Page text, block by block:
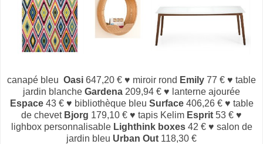
canapé bleu Oasi 647,20 € ♥ miroir rond Emily 77 € ♥ table
jardin blanche Gardena 209,94 € ♥ lanterne ajourée
Espace43 € ♥ bibliothèque bleu Surface406,26 € ♥ table
de chevet Bjorg 179,10 € ♥ tapis Kelim Esprit 53 € ♥
lighbox personnalisable Lighthink boxes42 € ♥ salon de
jardin bleu Urban Out 118,30 €